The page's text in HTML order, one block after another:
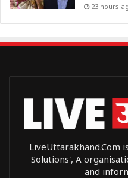
23 hours
LiveUttarakhand.Com
Solutions', A
and